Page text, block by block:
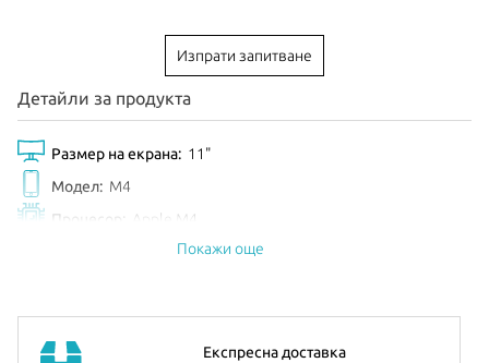
Изпрати запитване
Детайли за продукта
Размер на екрана: 11"
Модел: M4
Процесор:
Apple M4
Видео карта: 9-core GPU
Цвят:
Покажи още
Експресна доставка